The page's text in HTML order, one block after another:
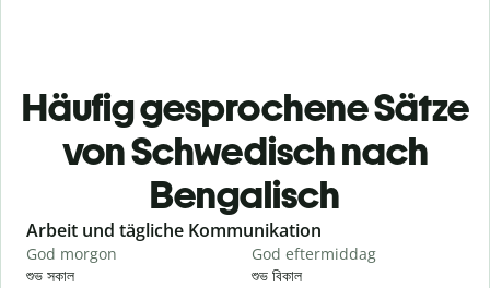
Häufig gesprochene Sätze
von Schwedisch nach
Bengalisch
Slide 1 of 6
Arbeit und tägliche Kommunikation
God morgon
শুভ সকাল
God eftermiddag
শুভ বিকাল